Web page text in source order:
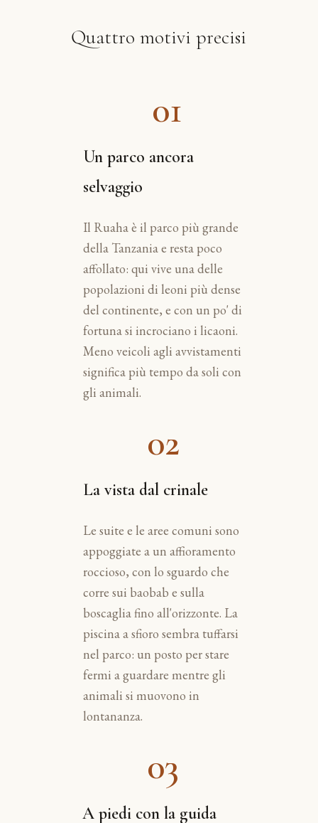
Quattro motivi precisi
01
Un parco ancora
selvaggio
Il Ruaha è il parco più grande
della Tanzania e resta poco
affollato: qui vive una delle
popolazioni di leoni più dense
del continente, e con un po' di
fortuna si incrociano i licaoni.
Meno veicoli agli avvistamenti
significa più tempo da soli con
gli animali.
02
La vista dal crinale
Le suite e le aree comuni sono
appoggiate a un affioramento
roccioso, con lo sguardo che
corre sui baobab e sulla
boscaglia fino all'orizzonte. La
piscina a sfioro sembra tuffarsi
nel parco: un posto per stare
fermi a guardare mentre gli
animali si muovono in
lontananza.
03
A piedi con la guida